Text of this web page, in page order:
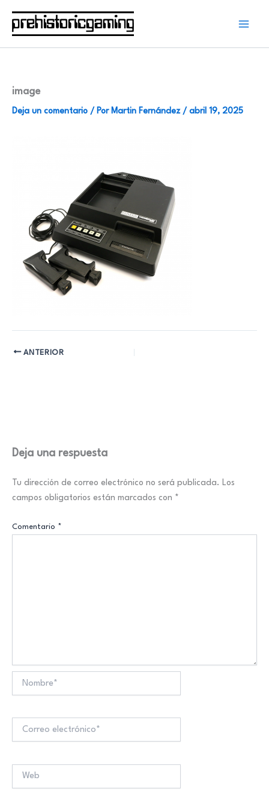
contenido
image
Deja un comentario / Por Martin Fernández / abril 19, 2025
ANTERIOR
Deja una respuesta
Tu dirección de correo electrónico no será publicada. Los
campos obligatorios están marcados con *
Comentario *